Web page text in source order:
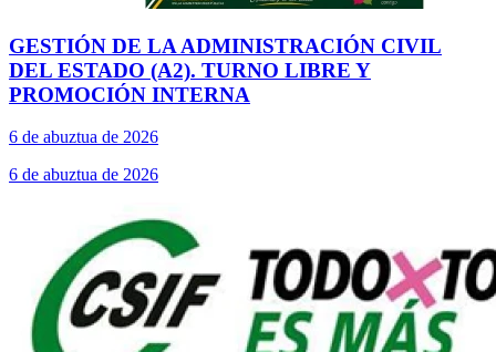
GESTIÓN DE LA ADMINISTRACIÓN CIVIL
DEL ESTADO (A2). TURNO LIBRE Y
PROMOCIÓN INTERNA
6 de abuztua de 2026
6 de abuztua de 2026